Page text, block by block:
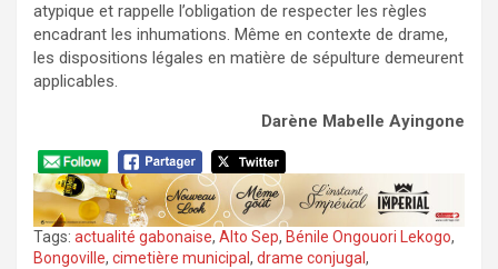
atypique et rappelle l’obligation de respecter les règles
encadrant les inhumations. Même en contexte de drame,
les dispositions légales en matière de sépulture demeurent
applicables.
Darène Mabelle Ayingone
Tags: actualité gabonaise, Alto Sep, Bénile Ongouori Lekogo,
Bongoville, cimetière municipal, drame conjugal,